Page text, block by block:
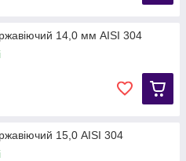
14,0 мм AISI 304
15,0 AISI 304